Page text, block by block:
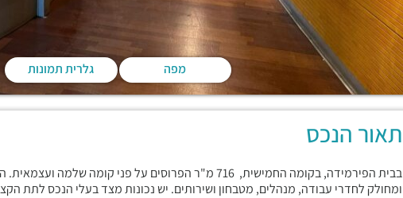
מפה גלרית תמונות
תאור הנכס
בבית הפירמידה, בקומה החמישית, 716 מ"ר הפרוסים על פני קומה
ומחולק לחדרי עבודה, מנהלים, מטבחון ושירותים. יש נכונות מצד בעלי הנכס לתת